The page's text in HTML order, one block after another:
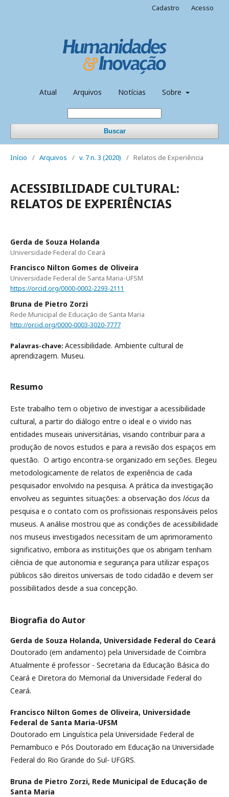
Atual Arquivos Notícias Sobre
Buscar
Cadastro Acesso
Início / Arquivos / v. 7 n. 3 (2020) / Relatos de Experiência
ACESSIBILIDADE CULTURAL:
RELATOS DE EXPERIÊNCIAS
Gerda de Souza Holanda
Universidade Federal do Ceará
Francisco Nilton Gomes de Oliveira
Universidade Federal de Santa Maria-UFSM
https://orcid.org/0000-0002-2293-2111
Bruna de Pietro Zorzi
Rede Municipal de Educação de Santa Maria
http://orcid.org/0000-0003-3020-7777
Palavras-chave: Acessibilidade. Ambiente cultural de
aprendizagem. Museu.
Resumo
Este trabalho tem o objetivo de investigar a acessibilidade
cultural, a partir do diálogo entre o ideal e o vivido nas
entidades museais universitárias, visando contribuir para a
produção de novos estudos e para a revisão dos espaços em
questão. O artigo encontra-se organizado em seções. Elegeu
metodologicamente de relatos de experiência de cada
pesquisador envolvido na pesquisa. A prática da investigação
envolveu as seguintes situações: a observação dos lócus da
pesquisa e o contato com os profissionais responsáveis pelos
museus. A análise mostrou que as condições de acessibilidade
nos museus investigados necessitam de um aprimoramento
significativo, embora as instituições que os abrigam tenham
ciência de que autonomia e segurança para utilizar espaços
públicos são direitos universais de todo cidadão e devem ser
possibilitados desde a sua concepção.
Biografia do Autor
Gerda de Souza Holanda, Universidade Federal do Ceará
Doutorado (em andamento) pela Universidade de Coimbra
Atualmente é professor - Secretaria da Educação Básica do
Ceará e Diretora do Memorial da Universidade Federal do
Ceará.
Francisco Nilton Gomes de Oliveira, Universidade
Federal de Santa Maria-UFSM
Doutorado em Linguística pela Universidade Federal de
Pernambuco e Pós Doutorado em Educação na Universidade
Federal do Rio Grande do Sul- UFGRS.
Bruna de Pietro Zorzi, Rede Municipal de Educação de
Santa Maria